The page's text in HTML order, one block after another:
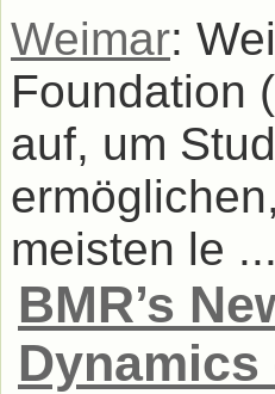
Weimar:
Foundation
auf, um
meisten le ...
BMR’s